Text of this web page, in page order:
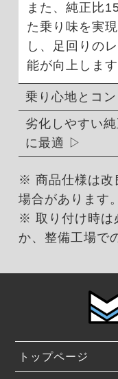
また、純正比
た乗り味を実
し、足回りの
能が向上します
乗り心地とコ
劣化しやすい
に最適
※ 商品仕様は改
場合があります。
※ 取り付け時は
か、整備工場で
トップページ